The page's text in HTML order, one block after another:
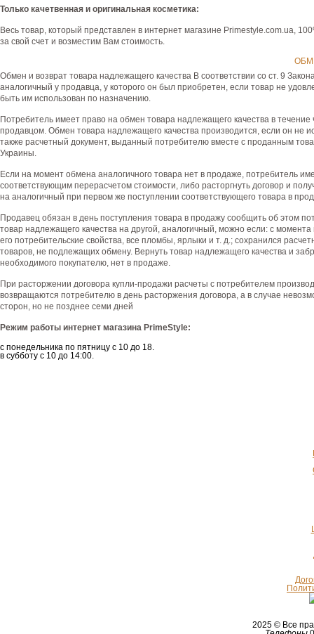
Только качетвенная и оригинальная косметика:
Весь товар, который представлен в интернет магазине Рrimestyle.com.ua,
за свой счет и возместим Вам стоимость.
Обмен и возврат товара надлежащего качества В соответствии со ст. 9
аналогичный у продавца, у которого он был приобретен, если товар не
быть им использован по назначению.
Потребитель имеет право на обмен товара надлежащего качества в
продавцом. Обмен товара надлежащего качества производится, если он не
также расчетный документ, выданный потребителю вместе с проданным
Украины.
Если на момент обмена аналогичного товара нет в продаже, потребитель
соответствующим перерасчетом стоимости, либо расторгнуть договор и
на аналогичный при первом же поступлении соответствующего товара в
Продавец обязан в день поступления товара в продажу сообщить об этом
товар надлежащего качества на другой, аналогичный, можно если: с
его потребительские свойства, все пломбы, ярлыки и т. д.; сохранился
товаров, не подлежащих обмену. Вернуть товар надлежащего качества и
необходимого покупателю, нет в продаже.
При расторжении договора купли-продажи расчеты с потребителем
возвращаются потребителю в день расторжения договора, а в случае
сторон, но не позднее семи дней
Режим работы интернет магазина PrimeStyle:
с понедельника по пятницу с 10 до 18.
в субботу с 10 до 14:00.
2025 © Все